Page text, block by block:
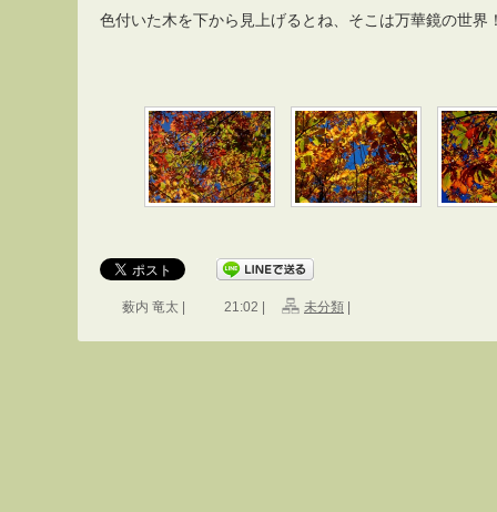
色付いた木を下から見上げるとね、そこは万華鏡の世界
薮内 竜太 | 21:02 | 未分類